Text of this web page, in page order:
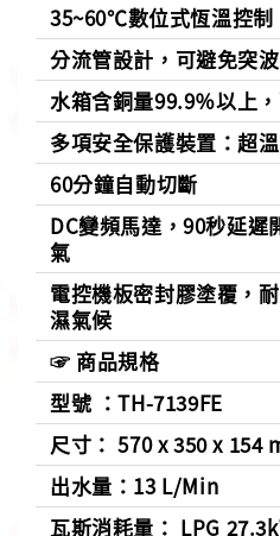
35~60℃數位式恆溫控制
分流管設計，可避免突
水箱含銅量99.9％以上
多項安全保護裝置：超
60分鐘自動切斷
DC變頻馬達，90秒延遲
氣
電控機板密封膠塗覆，
濕氣候
☞ 商品規格
型號 ：TH-7139FE
尺寸： 570 x 350 x 154
出水量：13 L/Min
瓦斯消耗量： LPG